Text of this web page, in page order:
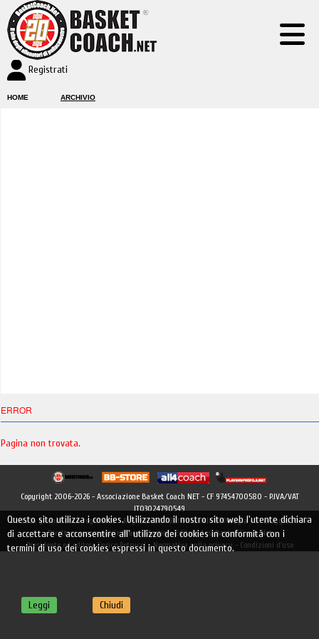
Registrati
HOME ARCHIVIO
ERROR
Pagina non trovata.
Copyright 2006-2026 - Associazione Basket Coach NET - CF 97454700580 - P.IVA/VAT
IT03024790549
Testata giornalistica registrata - Reg. 24/2007 R.P. Tribunale di Perugia - 21 maggio 2007
Direttore responsabile Marco Martiri - Editore Ass. Basket Coach Net
Presidente ed editore Enrico Petrucci -Normativa sulla privacy - Condizioni d'uso
Questo sito utilizza i cookies. Utilizzando il nostro sito web l'utente dichiara
di accettare e acconsentire all' utilizzo dei cookies in conformità con i
termini di uso dei cookies espressi in questo documento.
Leggi Chiudi